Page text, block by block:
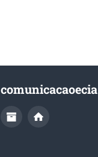
comunicacaoecia